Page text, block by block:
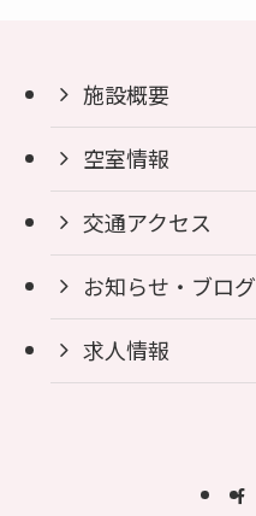
施設概要
空室情報
交通アクセス
お知らせ・ブログ
求人情報